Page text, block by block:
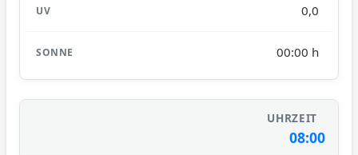
0,0
00:00 h
08:00